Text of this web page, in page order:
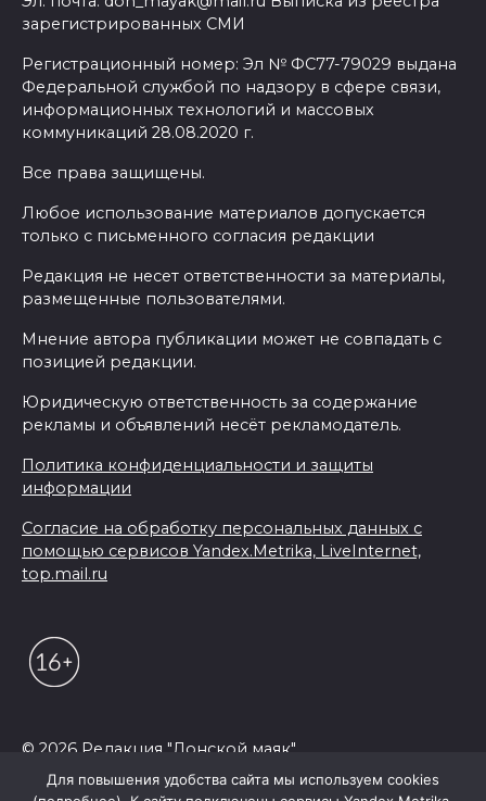
зарегистрированных СМИ
Регистрационный номер: Эл № ФС77-79029 выдана
Федеральной службой по надзору в сфере связи,
информационных технологий и массовых
коммуникаций 28.08.2020 г.
Все права защищены.
Любое использование материалов допускается
только с письменного согласия редакции
Редакция не несет ответственности за материалы,
размещенные пользователями.
Мнение автора публикации может не совпадать с
позицией редакции.
Юридическую ответственность за содержание
рекламы и объявлений несёт рекламодатель.
Политика конфиденциальности и защиты
информации
Согласие на обработку персональных данных с
помощью сервисов Yandex.Metrika, LiveInternet,
top.mail.ru
© 2026 Редакция "Донской маяк"
Для повышения удобства сайта мы используем cookies